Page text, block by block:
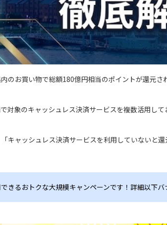
のお買い物で総額180億円相当のポイントが還元
対象のキャッシュレス決済サービスを複数活用して
キャッシュレス決済サービスを利用していないと
きるおトクな大規模キャンペーンです！詳細以下バ